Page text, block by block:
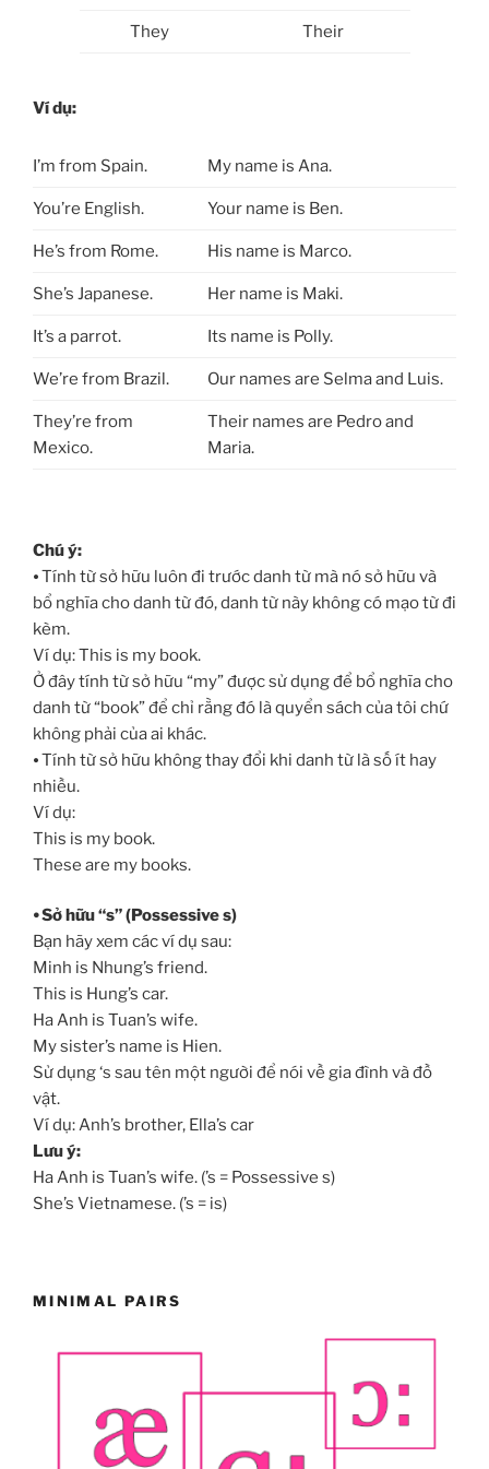
They Their
Ví dụ:
I’m from Spain. My name is Ana.
You’re English. Your name is Ben.
He’s from Rome. His name is Marco.
She’s Japanese. Her name is Maki.
It’s a parrot. Its name is Polly.
We’re from Brazil. Our names are Selma and Luis.
They’re from
Mexico.
Their names are Pedro and
Maria.
Chú ý:
⦁ Tính từ sở hữu luôn đi trước danh từ mà nó sở hữu và
bổ nghĩa cho danh từ đó, danh từ này không có mạo từ đi
kèm.
Ví dụ: This is my book.
Ở đây tính từ sở hữu “my” được sử dụng để bổ nghĩa cho
danh từ “book” để chỉ rằng đó là quyển sách của tôi chứ
không phải của ai khác.
⦁ Tính từ sở hữu không thay đổi khi danh từ là số ít hay
nhiều.
Ví dụ:
This is my book.
These are my books.
⦁ Sở hữu “s” (Possessive s)
Bạn hãy xem các ví dụ sau:
Minh is Nhung’s friend.
This is Hung’s car.
Ha Anh is Tuan’s wife.
My sister’s name is Hien.
Sử dụng ‘s sau tên một người để nói về gia đình và đồ
vật.
Ví dụ: Anh’s brother, Ella’s car
Lưu ý:
Ha Anh is Tuan’s wife. (’s = Possessive s)
She’s Vietnamese. (’s = is)
MINIMAL PAIRS